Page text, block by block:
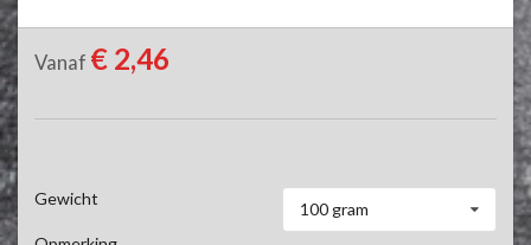
Vanaf € 2,46
Gewicht
100 gram